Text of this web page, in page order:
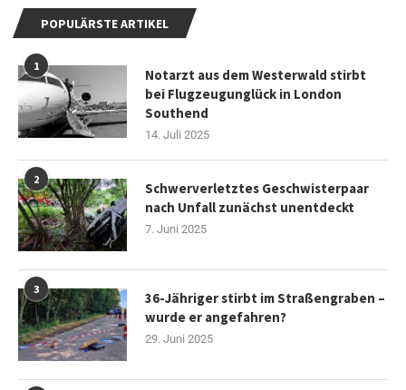
POPULÄRSTE ARTIKEL
1
Notarzt aus dem Westerwald stirbt
bei Flugzeugunglück in London
Southend
14. Juli 2025
2
Schwerverletztes Geschwisterpaar
nach Unfall zunächst unentdeckt
7. Juni 2025
3
36-Jähriger stirbt im Straßengraben –
wurde er angefahren?
29. Juni 2025